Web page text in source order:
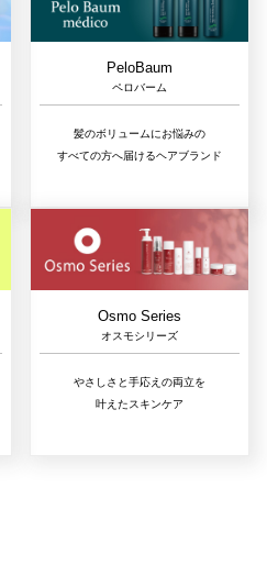
PeloBaum
ペロバーム
髪のボリュームにお悩みの
すべての方へ届けるヘアブランド
Osmo Series
オスモシリーズ
やさしさと手応えの両立を
叶えたスキンケア